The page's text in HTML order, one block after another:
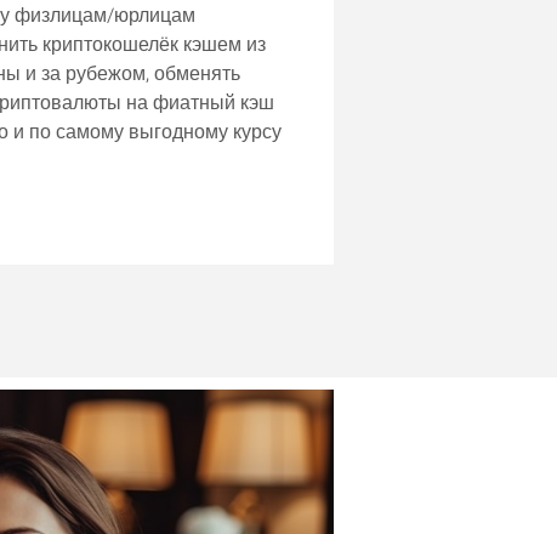
физлицам/юрлицам
криптокошелёк кэшем из
и за рубежом, обменять
на фиатный кэш
и по самому выгодному курсу